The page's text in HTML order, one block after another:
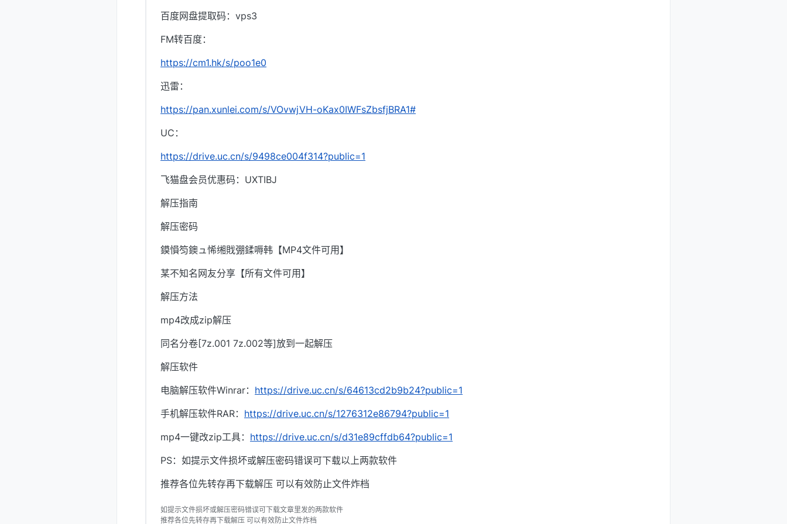
百度网盘提取码：vps3
FM转百度：
https://cm1.hk/s/poo1e0
迅雷：
https://pan.xunlei.com/s/VOvwjVH-oKax0IWFsZbsfjBRA1#
UC：
https://drive.uc.cn/s/9498ce004f314?public=1
飞猫盘会员优惠码：UXTIBJ
解压指南
解压密码
鏌愪笉鐭ュ悕缃戝弸鍒嗕韩【MP4文件可用】
某不知名网友分享【所有文件可用】
解压方法
mp4改成zip解压
同名分卷[7z.001 7z.002等]放到一起解压
解压软件
电脑解压软件Winrar： https://drive.uc.cn/s/64613cd2b9b24?public=1
手机解压软件RAR： https://drive.uc.cn/s/1276312e86794?public=1
mp4一键改zip工具： https://drive.uc.cn/s/d31e89cffdb64?public=1
PS：如提示文件损坏或解压密码错误可下载以上两款软件
推荐各位先转存再下载解压 可以有效防止文件炸档
如提示文件损坏或解压密码错误可下载文章里发的两款软件
推荐各位先转存再下载解压 可以有效防止文件炸档